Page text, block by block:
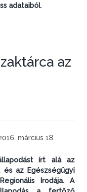
adataiból.
az
március 18.
írt alá az
és az Egészségügyi
Irodája. A